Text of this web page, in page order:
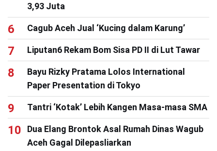
3,93 Juta
Cagub Aceh Jual ‘Kucing dalam Karung’
Liputan6 Rekam Bom Sisa PD II di Lut Tawar
Bayu Rizky Pratama Lolos International
Paper Presentation di Tokyo
Tantri ‘Kotak’ Lebih Kangen Masa-masa SMA
Dua Elang Brontok Asal Rumah Dinas Wagub
Aceh Gagal Dilepasliarkan